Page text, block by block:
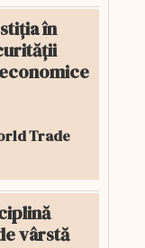
în
Trade
vârstă